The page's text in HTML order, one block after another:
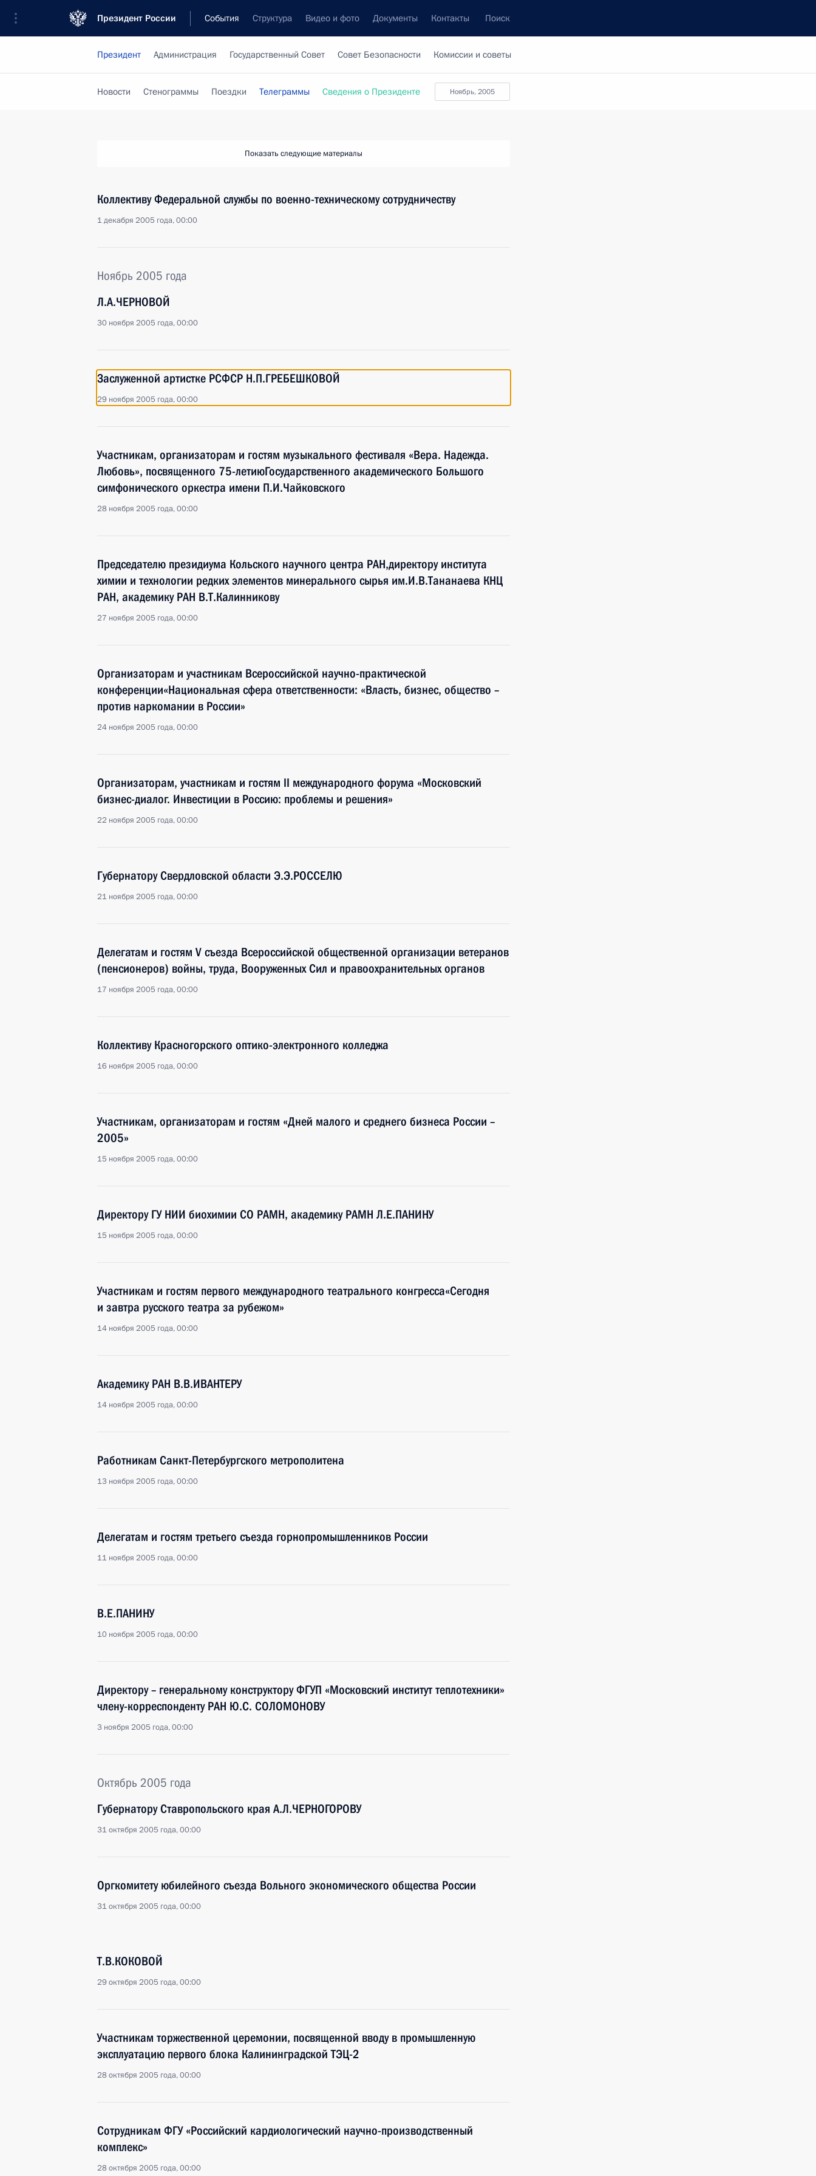
Президент России События Структура Видео и фото Документы Контакты Поиск
Президент Администрация Государственный Совет Совет Безопасности Комиссии и советы
ноябрь, 2005
Новости Стенограммы Поездки Телеграммы Сведения о Президенте
Показать следующие материалы
Коллективу Федеральной службы по военно-техническому сотрудничеству
1 декабря 2005 года, 00:00
Ноябрь 2005 года
Л.А.ЧЕРНОВОЙ
30 ноября 2005 года, 00:00
Заслуженной артистке РСФСР Н.П.ГРЕБЕШКОВОЙ
29 ноября 2005 года, 00:00
Участникам, организаторам и гостям музыкального фестиваля «Вера. Надежда.
Любовь», посвященного 75-летиюГосударственного академического Большого
симфонического оркестра имени П.И.Чайковского
28 ноября 2005 года, 00:00
Председателю президиума Кольского научного центра РАН,директору института
химии и технологии редких элементов минерального сырья им.И.В.Тананаева КНЦ
РАН, академику РАН В.Т.Калинникову
27 ноября 2005 года, 00:00
Организаторам и участникам Всероссийской научно-практической
конференции«Национальная сфера ответственности: «Власть, бизнес, общество –
против наркомании в России»
24 ноября 2005 года, 00:00
Организаторам, участникам и гостям II международного форума «Московский
бизнес-диалог. Инвестиции в Россию: проблемы и решения»
22 ноября 2005 года, 00:00
Губернатору Свердловской области Э.Э.РОССЕЛЮ
21 ноября 2005 года, 00:00
Делегатам и гостям V съезда Всероссийской общественной организации ветеранов
(пенсионеров) войны, труда, Вооруженных Сил и правоохранительных органов
17 ноября 2005 года, 00:00
Коллективу Красногорского оптико-электронного колледжа
16 ноября 2005 года, 00:00
Участникам, организаторам и гостям «Дней малого и среднего бизнеса России –
2005»
15 ноября 2005 года, 00:00
Директору ГУ НИИ биохимии СО РАМН, академику РАМН Л.Е.ПАНИНУ
15 ноября 2005 года, 00:00
Участникам и гостям первого международного театрального конгресса«Сегодня
и завтра русского театра за рубежом»
14 ноября 2005 года, 00:00
Академику РАН В.В.ИВАНТЕРУ
14 ноября 2005 года, 00:00
Работникам Санкт-Петербургского метрополитена
13 ноября 2005 года, 00:00
Делегатам и гостям третьего съезда горнопромышленников России
11 ноября 2005 года, 00:00
В.Е.ПАНИНУ
10 ноября 2005 года, 00:00
Директору – генеральному конструктору ФГУП «Московский институт теплотехники»
члену-корреспонденту РАН Ю.С. СОЛОМОНОВУ
3 ноября 2005 года, 00:00
Октябрь 2005 года
Губернатору Ставропольского края А.Л.ЧЕРНОГОРОВУ
31 октября 2005 года, 00:00
Оргкомитету юбилейного съезда Вольного экономического общества России
31 октября 2005 года, 00:00
Т.В.КОКОВОЙ
29 октября 2005 года, 00:00
Участникам торжественной церемонии, посвященной вводу в промышленную
эксплуатацию первого блока Калининградской ТЭЦ-2
28 октября 2005 года, 00:00
Сотрудникам ФГУ «Российский кардиологический научно-производственный
комплекс»
28 октября 2005 года, 00:00